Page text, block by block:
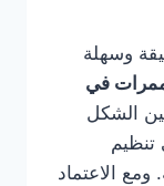
وسهلة
في
الشكل
تنظيم
ومع الاعتماد